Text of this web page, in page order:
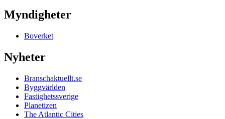
Myndigheter
Boverket
Nyheter
Branschaktuellt.se
Byggvärlden
Fastighetssverige
Planetizen
The Atlantic Cities